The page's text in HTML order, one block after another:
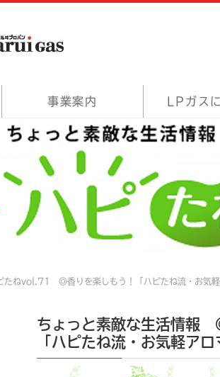
事業案内 LPガス
ねvol.71 ◎香りを楽しもう！「ハピたね流・お気軽
ちょっと素敵な生活情
「ハピたね流・お気軽アロ